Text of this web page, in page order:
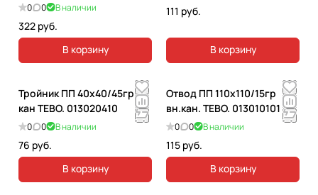
0 0 В наличии
322 руб.
В корзину
111 руб.
В корзину
Тройник ПП 40х40/45гр вн
кан ТЕВО. 013020410
0 0 В наличии
76 руб.
В корзину
Отвод ПП 110х110/15гр
вн.кан. ТЕВО. 013010101
0 0 В наличии
115 руб.
В корзину